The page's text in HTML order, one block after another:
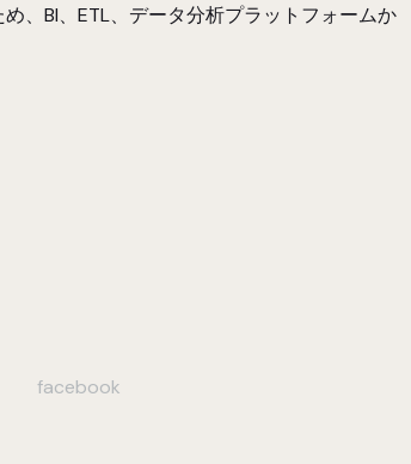
、BI、ETL、データ分析プラットフォームか
facebook